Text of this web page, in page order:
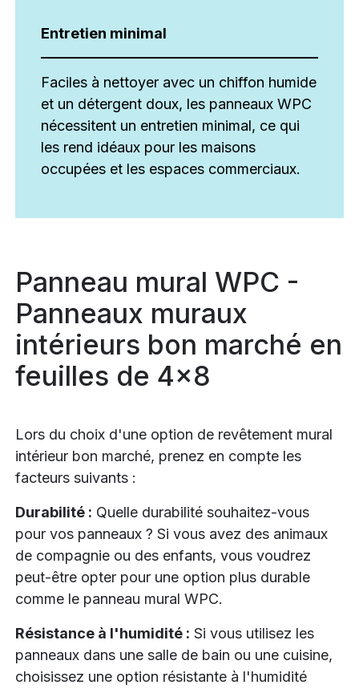
Entretien minimal
Faciles à nettoyer avec un chiffon humide
et un détergent doux, les panneaux WPC
nécessitent un entretien minimal, ce qui
les rend idéaux pour les maisons
occupées et les espaces commerciaux.
Panneau mural WPC -
Panneaux muraux
intérieurs bon marché en
feuilles de 4x8
Lors du choix d'une option de revêtement mural
intérieur bon marché, prenez en compte les
facteurs suivants :
Durabilité : Quelle durabilité souhaitez-vous
pour vos panneaux ? Si vous avez des animaux
de compagnie ou des enfants, vous voudrez
peut-être opter pour une option plus durable
comme le panneau mural WPC.
Résistance à l'humidité : Si vous utilisez les
panneaux dans une salle de bain ou une cuisine,
choisissez une option résistante à l'humidité